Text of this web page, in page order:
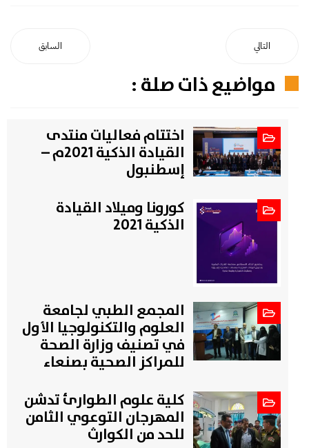
السابق التالي
مواضيع ذات صلة :
اختتام فعاليات منتدى
القيادة الذكية 2021م –
إسطنبول
كورونا وميلاد القيادة
الذكية 2021
المجمع الطبي لجامعة
العلوم والتكنولوجيا الأول
في تصنيف وزارة الصحة
للمراكز الصحية بصنعاء
كلية علوم الطوارئ تدشن
المهرجان التوعوي الثامن
للحد من الكوارث